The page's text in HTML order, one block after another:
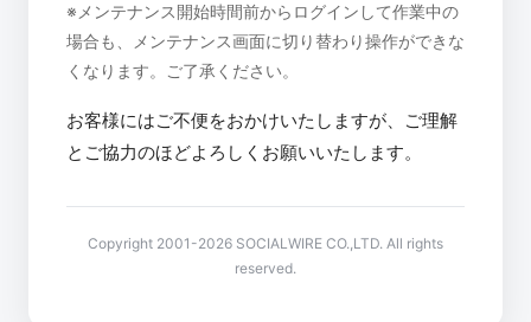
※メンテナンス開始時間前からログインして作業中の
場合も、メンテナンス画面に切り替わり操作ができな
くなります。ご了承ください。
お客様にはご不便をおかけいたしますが、ご理解
とご協力のほどよろしくお願いいたします。
Copyright 2001-2026 SOCIALWIRE CO.,LTD. All rights
reserved.